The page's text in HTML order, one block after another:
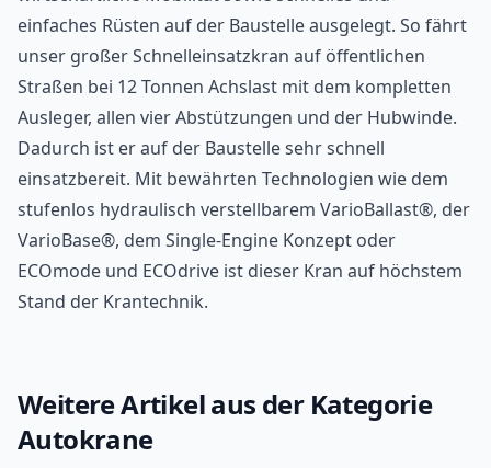
einfaches Rüsten auf der Baustelle ausgelegt. So fährt
unser großerSchnelleinsatzkran auf öffentlichen
Straßen bei 12 Tonnen Achslast mit dem kompletten
Ausleger, allen vier Abstützungen und der Hubwinde.
Dadurch ist er auf der Baustelle sehr schnell
einsatzbereit. Mit bewährten Technologien wie dem
stufenlos hydraulisch verstellbarem VarioBallast®, der
VarioBase®, dem Single-Engine Konzept oder
ECOmode und ECOdrive ist dieser Kran auf höchstem
Stand der Krantechnik.
Weitere Artikel aus der Kategorie
Autokrane